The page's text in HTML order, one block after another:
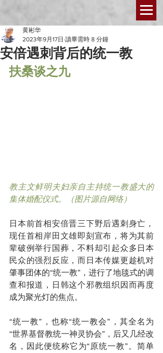
安倍遇刺背后的统一教
黄彬华
2023年9月17日 讀畢需時 8 分鐘
扶桑谈之九
教主文鲜明夫妇亲自主持统一教盛大的
集体婚配仪式。（图片源自网络）
日本前首相安倍晋三下野后遇刺身亡，
现任首相岸田文雄即刻宣布，将为其前
辈破例举行国葬，不料却引起众多日本
民众的强烈反应，而日本传媒更趁机对
肇事团体的“统一教”，进行了地毯式的调
查和报道，日韩这个邪教组织因而再度
成为聚光灯的焦点。
“统一教”，也称“统一教会”，其全名为
“世界基督教统一神灵协会”，后又几经改
名，因此便统称它为“原统一教”。简单